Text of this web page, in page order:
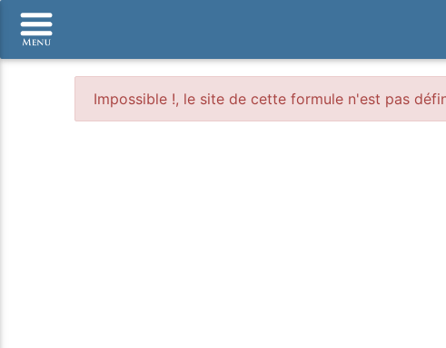
Impossible !, le site de cette formule n'est pas